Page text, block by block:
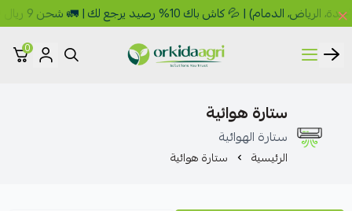
كاش باك 10% رصيد يرجع لك | 🚛 شحن 9 ريال 🎁 مجاني فوق 149 ريال
أوركيدا للمبيدات الزراعية
0
ستارة هوائية
ستارة الهوائية
الرئيسية ستارة هوائية